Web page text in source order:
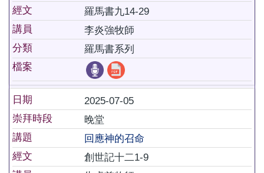
經文
羅馬書九14-29
講員
李炎強牧師
分類
羅馬書系列
檔案
日期
2025-07-05
崇拜時段
晚堂
講題
回應神的召命
經文
創世記十二1-9